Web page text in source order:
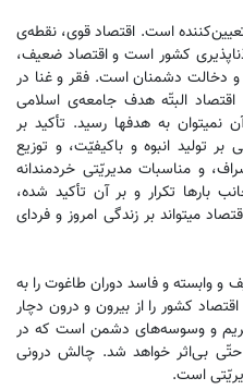
است. اقتصاد قوی، نقطه‌ی
کشور است و اقتصاد ضعیف،
دخالت دشمنان است. فقر و غنا در
اقتصاد البتّه هدف جامعه‌ی اسلامی
به هدفها رسید. تأکید بر
تولید انبوه و باکیفیّت، و توزیع
و مناسبات مدیریّتی خردمندانه
بارها تکرار و بر آن تأکید شده،
میتواند بر زندگی امروز و فردای
و وابسته و فاسد دوران طاغوت را به
کشور را از بیرون و درون دچار
و وسوسه‌ها‌ی دشمن است که در
بی‌اثر خواهد شد. چالش درونی
است.